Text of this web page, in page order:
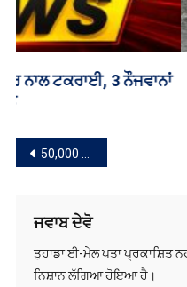
ਦਿੱਲੀ-NCR ‘ਚ ਮੀਂਹ ਨੇ
ਸੰਪਾਦਨਾ
50,000 ਰੁਪਏ ਦੀ ਰਿਸ਼ਵਤ ਮੰਗਣ ਵਾਲੇ ਨਾਇਬ ਤਹਿਸੀਲਦਾਰ ਦੇ ਰੀਡਰ ਖਿਲਾਫ ਵਿਜੀਲੈਂਸ ਬਿਊਰੋ ਵੱਲੋਂ ਕੇਸ ਦਰਜ
ਜਵਾਬ ਦੇਵੋ
ਤੁਹਾਡਾ ਈ-ਮੇਲ ਪਤਾ ਪ੍ਰਕਾਸ਼ਿਤ
ਨਿਸ਼ਾਨ ਲੱਗਿਆ ਹੋਇਆ ਹੈ।